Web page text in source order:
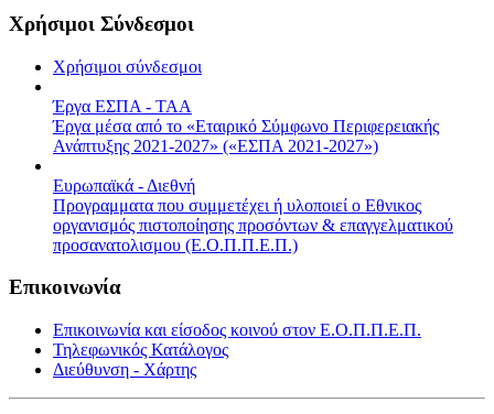
Χρήσιμοι Σύνδεσμοι
Χρήσιμοι σύνδεσμοι
Έργα ΕΣΠΑ - ΤΑΑ
Έργα μέσα από το «Εταιρικό Σύμφωνο Περιφερειακής
Ανάπτυξης 2021-2027» («ΕΣΠΑ 2021-2027»)
Ευρωπαϊκά - Διεθνή
Προγραμματα που συμμετέχει ή υλοποιεί ο Εθνικος
οργανισμός πιστοποίησης προσόντων & επαγγελματικού
προσανατολισμου (Ε.Ο.Π.Π.Ε.Π.)
Επικοινωνία
Επικοινωνία και είσοδος κοινού στον Ε.Ο.Π.Π.Ε.Π.
Τηλεφωνικός Κατάλογος
Διεύθυνση - Χάρτης